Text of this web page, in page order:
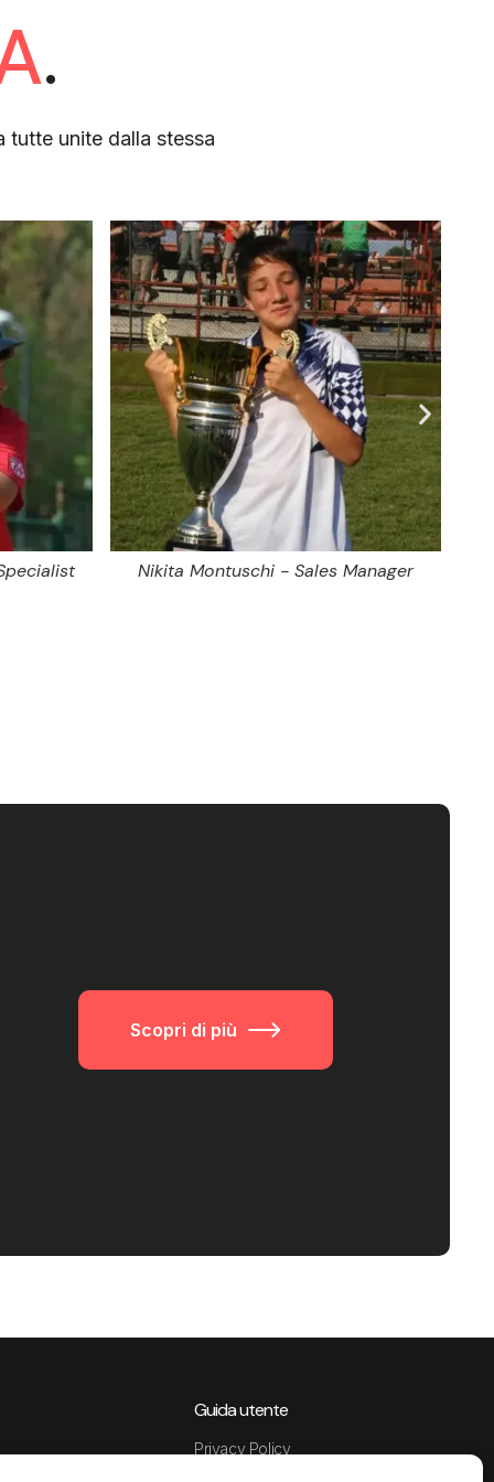
.
tutte unite dalla stessa
Nikita Montuschi - Sales Manager
Scopri di più
Guida utente
Privacy Policy